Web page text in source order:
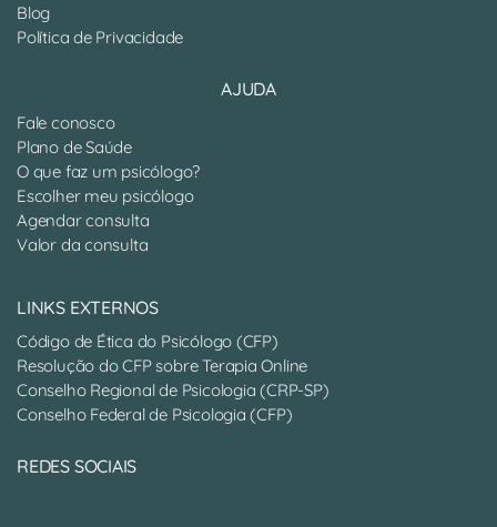
Blog
Política de Privacidade
AJUDA
Fale conosco
Plano de Saúde
O que faz um psicólogo?
Escolher meu psicólogo
Agendar consulta
Valor da consulta
LINKS EXTERNOS
Código de Ética do Psicólogo (CFP)
Resolução do CFP sobre Terapia Online
Conselho Regional de Psicologia (CRP-SP)
Conselho Federal de Psicologia (CFP)
REDES SOCIAIS